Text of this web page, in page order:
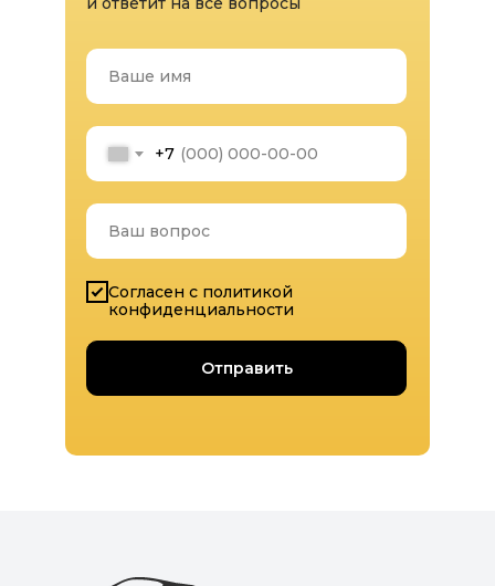
Ваше имя
+7
Ваш вопрос
Согласен с политикой
конфиденциальности
Отправить